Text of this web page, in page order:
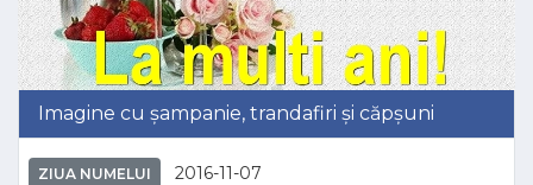
Imagine cu șampanie, trandafiri și căpșuni
ZIUA NUMELUI 2016-11-07